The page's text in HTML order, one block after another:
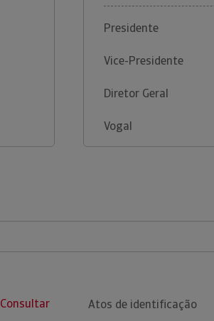
Presidente
Vice-Presidente
Diretor Geral
Vogal
Consultar
Atos de identificação